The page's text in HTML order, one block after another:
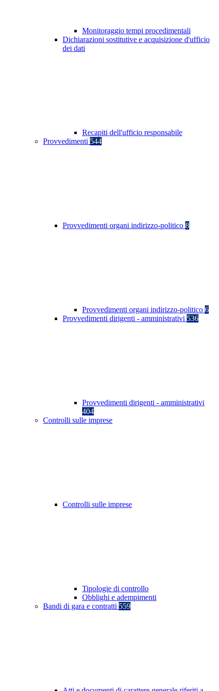
Monitoraggio tempi procedimentali
Dichiarazioni sostitutive e acquisizione d'ufficio
dei dati
Recapiti dell'ufficio responsabile
Provvedimenti 544
Provvedimenti organi indirizzo-politico 8
Provvedimenti organi indirizzo-politico 6
Provvedimenti dirigenti - amministrativi 536
Provvedimenti dirigenti - amministrativi
404
Controlli sulle imprese
Controlli sulle imprese
Tipologie di controllo
Obblighi e adempimenti
Bandi di gara e contratti 559